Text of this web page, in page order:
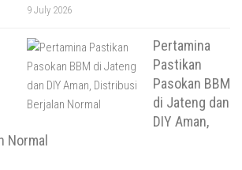
9 July 2026
Pertamina
Pastikan
Pasokan BBM
di Jateng dan
DIY Aman,
Normal